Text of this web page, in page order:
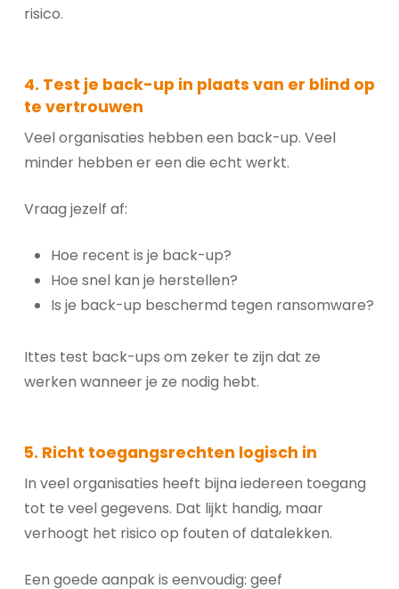
risico.
4. Test je back-up in plaats van er blind op
te vertrouwen
Veel organisaties hebben een back-up. Veel
minder hebben er een die echt werkt.
Vraag jezelf af:
Hoe recent is je back-up?
Hoe snel kan je herstellen?
Is je back-up beschermd tegen ransomware?
Ittes test back-ups om zeker te zijn dat ze
werken wanneer je ze nodig hebt.
5. Richt toegangsrechten logisch in
In veel organisaties heeft bijna iedereen toegang
tot te veel gegevens. Dat lijkt handig, maar
verhoogt het risico op fouten of datalekken.
Een goede aanpak is eenvoudig: geef